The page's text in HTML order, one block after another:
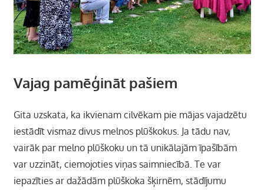
Vajag pamēģināt pašiem
Gita uzskata, ka ikvienam cilvēkam pie mājas vajadzētu
iestādīt vismaz divus melnos plūškokus. Ja tādu nav,
vairāk par melno plūškoku un tā unikālajām īpašībām
var uzzināt, ciemojoties viņas saimniecībā. Te var
iepazīties ar dažādām plūškoka šķirnēm, stādījumu